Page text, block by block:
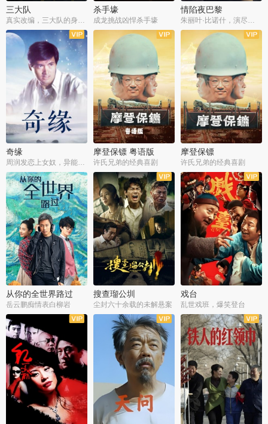
三大队 杀手壕
成龙挑战凶悍杀手壕
情陷夜巴黎
奇缘
周润发恋上女奴，异能护体战邪派
摩登保镖 粤语版
许氏兄弟的经典喜剧
摩登保镖
许氏兄弟的经典喜剧
从你的全世界路过
岳云鹏痴情表白柳岩
搜查瑠公圳
尘封六十余载的未解悬案
戏台
乱世戏班，爆笑登台